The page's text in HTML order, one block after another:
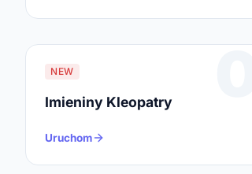
NEW
Imieniny Kleopatry
Uruchom